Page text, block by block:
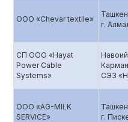
ООО «Chevar textile»
г.
СП ООО «Hayat
Power Cable
Systems»
СЭЗ
ООО «AG-MILK
SERVICE»
г.